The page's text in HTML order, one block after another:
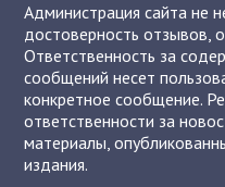
Администрация сайта не
достоверность отзывов,
Ответственность за
сообщений несет
конкретное сообщение.
ответственности за
материалы,
издания.